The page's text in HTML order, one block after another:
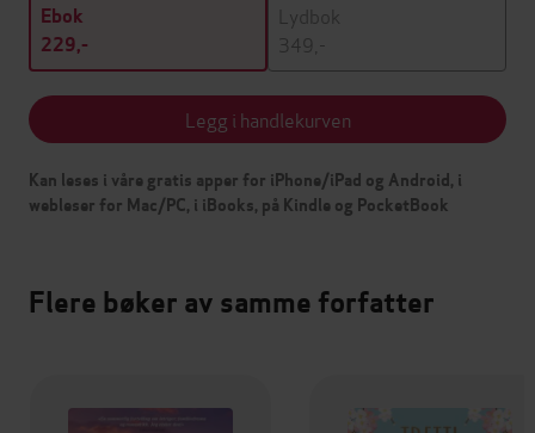
Ebok
229,-
Lydbok
349,-
Legg i handlekurven
Kan leses i våre gratis apper for iPhone/iPad og Android, i
webleser for Mac/PC, i iBooks, på Kindle og PocketBook
Flere bøker av samme forfatter